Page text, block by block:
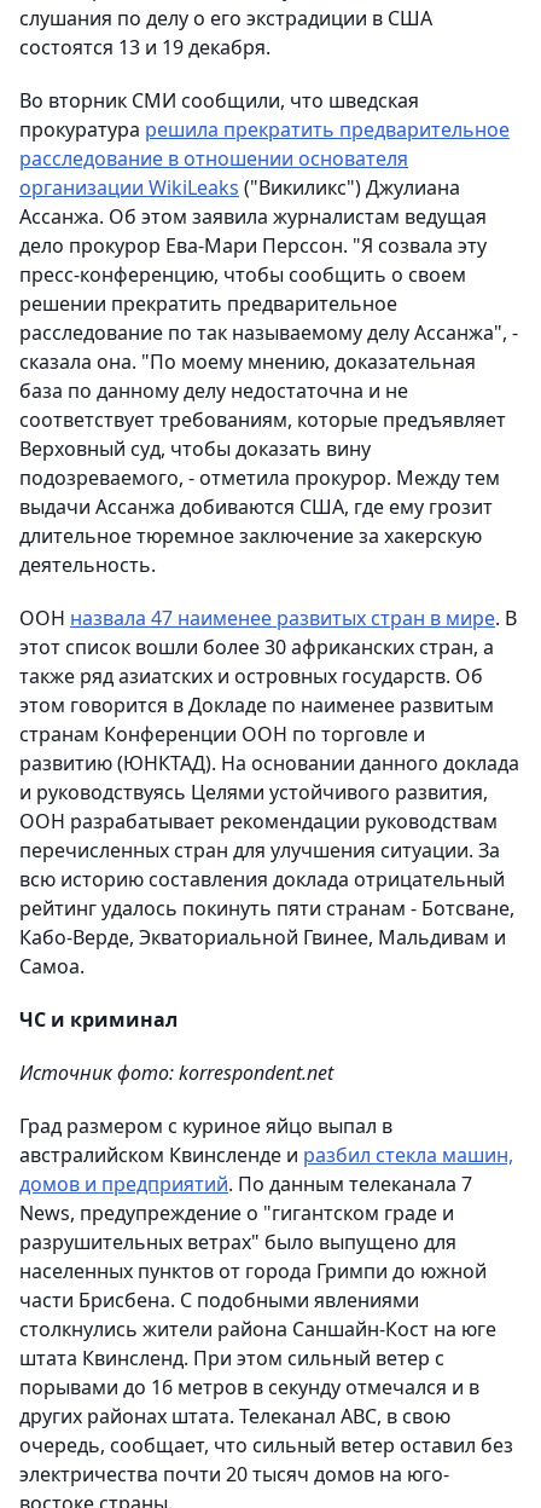
слушания по делу о его экстрадиции в США
состоятся 13 и 19 декабря.
Во вторник СМИ сообщили, что шведская
прокуратура решила прекратить предварительное
расследование в отношении основателя
организации WikiLeaks ("Викиликс") Джулиана
Ассанжа. Об этом заявила журналистам ведущая
дело прокурор Ева-Мари Перссон. "Я созвала эту
пресс-конференцию, чтобы сообщить о своем
решении прекратить предварительное
расследование по так называемому делу Ассанжа", -
сказала она. "По моему мнению, доказательная
база по данному делу недостаточна и не
соответствует требованиям, которые предъявляет
Верховный суд, чтобы доказать вину
подозреваемого, - отметила прокурор. Между тем
выдачи Ассанжа добиваются США, где ему грозит
длительное тюремное заключение за хакерскую
деятельность.
ООН назвала 47 наименее развитых стран в мире. В
этот список вошли более 30 африканских стран, а
также ряд азиатских и островных государств. Об
этом говорится в Докладе по наименее развитым
странам Конференции ООН по торговле и
развитию (ЮНКТАД). На основании данного доклада
и руководствуясь Целями устойчивого развития,
ООН разрабатывает рекомендации руководствам
перечисленных стран для улучшения ситуации. За
всю историю составления доклада отрицательный
рейтинг удалось покинуть пяти странам - Ботсване,
Кабо-Верде, Экваториальной Гвинее, Мальдивам и
Самоа.
ЧС и криминал
Источник фото: korrespondent.net
Град размером с куриное яйцо выпал в
австралийском Квинсленде и разбил стекла машин,
домов и предприятий. По данным телеканала 7
News, предупреждение о "гигантском граде и
разрушительных ветрах" было выпущено для
населенных пунктов от города Гримпи до южной
части Брисбена. С подобными явлениями
столкнулись жители района Саншайн-Кост на юге
штата Квинсленд. При этом сильный ветер с
порывами до 16 метров в секунду отмечался и в
других районах штата. Телеканал ABC, в свою
очередь, сообщает, что сильный ветер оставил без
электричества почти 20 тысяч домов на юго-